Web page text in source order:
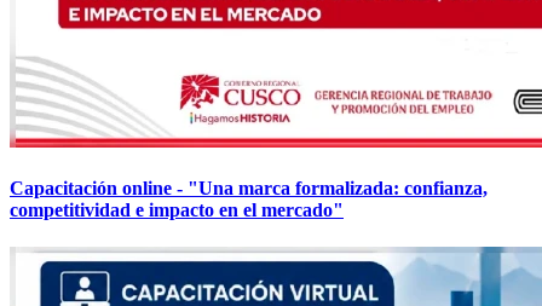
Capacitación online - "Una marca formalizada: confianza,
competitividad e impacto en el mercado"